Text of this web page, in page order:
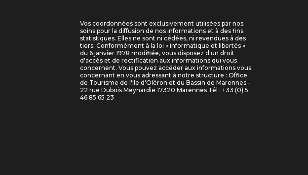
Vos coordonnées sont exclusivement utilisées par nos
soins pour la diffusion de nos informations et à des fins
statistiques. Elles ne sont ni cédées, ni revendues à des
tiers. Conformément à la loi « informatique et libertés »
du 6 janvier 1978 modifiée, vous disposez d'un droit
d'accès et de rectification aux informations qui vous
concernent. Vous pouvez accéder aux informations vous
concernant en vous adressant à notre structure : Office
de Tourisme de l'Ile d'Oléron et du Bassin de Marennes -
22 rue Dubois Meynardie 17320 Marennes Tél : +33 (0) 5
46 85 65 23